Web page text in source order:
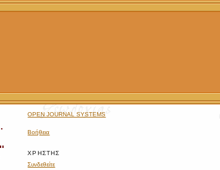
OPEN JOURNAL SYSTEMS
Βοήθεια
ΧΡΉΣΤΗΣ
Συνδεθείτε